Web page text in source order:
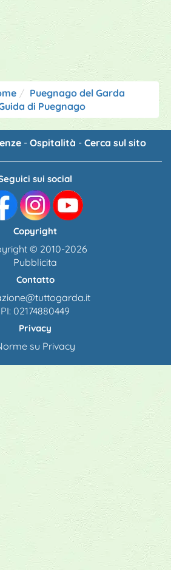
Puegnago del Garda
di Puegnago
- Ospitalità - Cerca sul sito
sui social
Copyright
© 2010-2026
Pubblicita
Contatto
PI: 02174880449
Privacy
su Privacy